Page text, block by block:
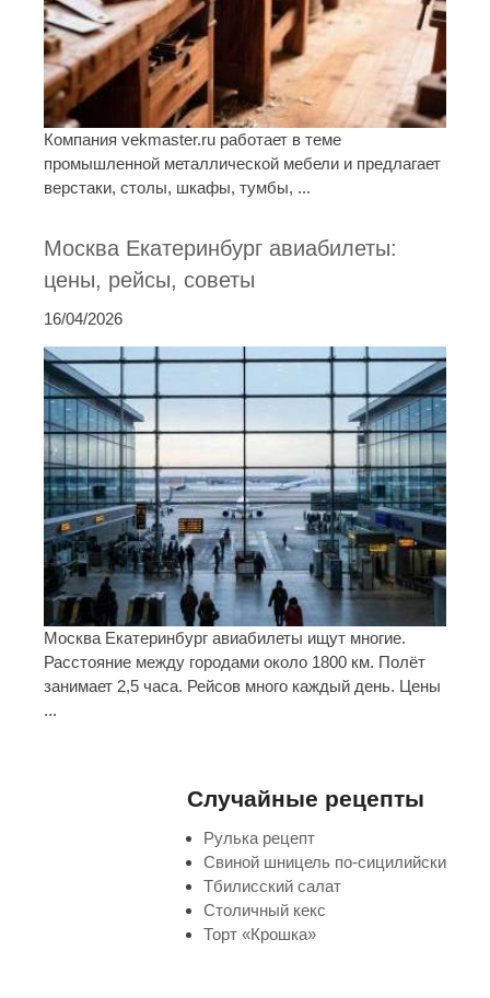
Компания vekmaster.ru работает в теме
промышленной металлической мебели и предлагает
верстаки, столы, шкафы, тумбы, ...
Москва Екатеринбург авиабилеты:
цены, рейсы, советы
16/04/2026
Москва Екатеринбург авиабилеты ищут многие.
Расстояние между городами около 1800 км. Полёт
занимает 2,5 часа. Рейсов много каждый день. Цены
...
Случайные рецепты
Рулька рецепт
Свиной шницель по-сицилийски
Тбилисский салат
Столичный кекс
Торт «Крошка»